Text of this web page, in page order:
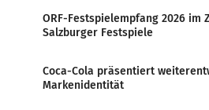
ORF-Festspielempfang 2026 im
Salzburger Festspiele
Coca-Cola präsentiert
Markenidentität